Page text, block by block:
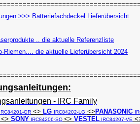
>>> Batteriefachdeckel Lieferübersicht
.. die aktuelle Referenzliste
Riemen.... die aktuelle Lieferübersicht 2024
- IRC Family
IRC84201-GR <> LG IRC84202-LG <> PANASONIC
<> SONY IRC84206-SO <> VESTEL IRC84207-VE